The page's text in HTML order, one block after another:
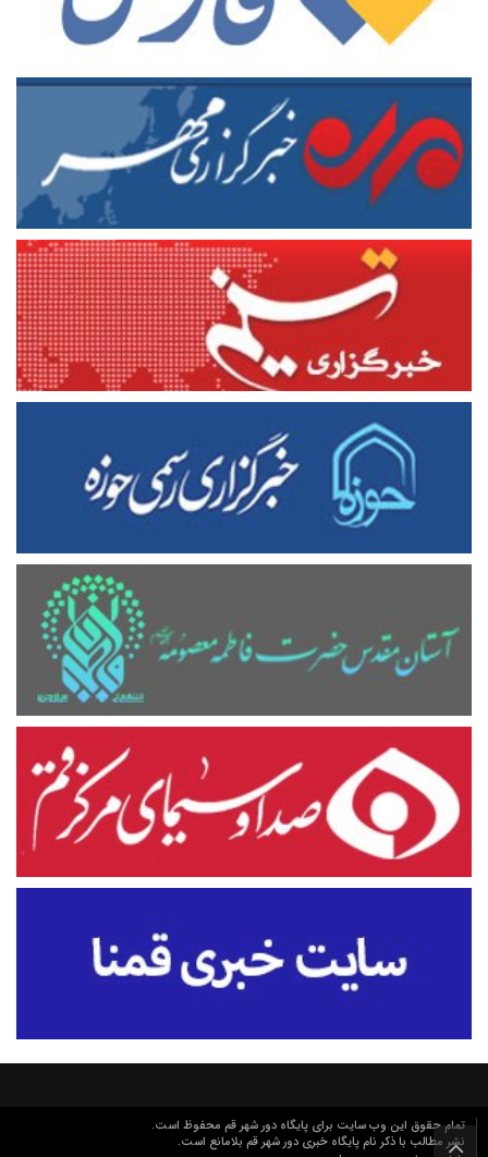
تمام حقوق این وب سایت برای پایگاه دور شهر قم محفوظ است.
نشر مطالب با ذکر نام پایگاه خبری دور شهر قم بلامانع است.